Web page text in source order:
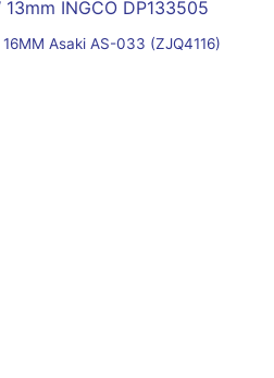
Asaki AS-033 (ZJQ4116)